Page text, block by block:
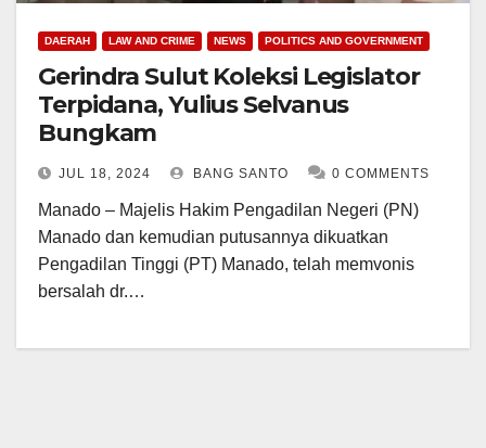
DAERAH LAW AND CRIME NEWS POLITICS AND GOVERNMENT
Gerindra Sulut Koleksi Legislator
Terpidana, Yulius Selvanus
Bungkam
JUL 18, 2024 BANG SANTO 0 COMMENTS
Manado – Majelis Hakim Pengadilan Negeri (PN)
Manado dan kemudian putusannya dikuatkan
Pengadilan Tinggi (PT) Manado, telah memvonis
bersalah dr.…